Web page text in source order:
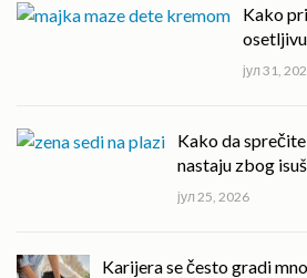
Kako
јул 31,
Kako da
nastaju zbog
јул 25, 2026
Karijera se često gradi